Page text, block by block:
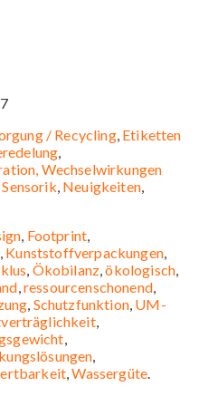
/ Recycling, Etiketten
,
Wechselwirkungen
, Neuigkeiten,
, Footprint,
, Kunststoffverpackungen,
, Ökobilanz,ökologisch,
,ressourcenschonend,
, Schutzfunktion, UM-
,
,
,
,Wassergüte.